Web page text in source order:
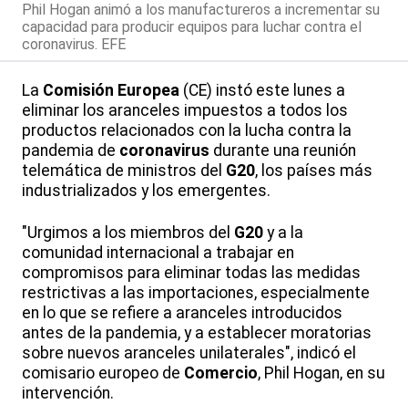
Phil Hogan animó a los manufactureros a incrementar su
capacidad para producir equipos para luchar contra el
coronavirus. EFE
La Comisión Europea (CE) instó este lunes a
eliminar los aranceles impuestos a todos los
productos relacionados con la lucha contra la
pandemia de coronavirus durante una reunión
telemática de ministros del G20, los países más
industrializados y los emergentes.
"Urgimos a los miembros del G20 y a la
comunidad internacional a trabajar en
compromisos para eliminar todas las medidas
restrictivas a las importaciones, especialmente
en lo que se refiere a aranceles introducidos
antes de la pandemia, y a establecer moratorias
sobre nuevos aranceles unilaterales", indicó el
comisario europeo de Comercio, Phil Hogan, en su
intervención.